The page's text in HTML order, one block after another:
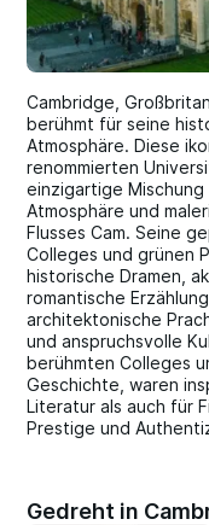
Cambridge,
berühmt für seine
Atmosphäre. Diese
renommierten
einzigartige
Atmosphäre und
Flusses Cam. Seine
Colleges und grünen
historische Dramen,
romantische
architektonische
und anspruchsvolle
berühmten Colleges
Geschichte, waren
Literatur als auch für
Prestige und
Gedreht in